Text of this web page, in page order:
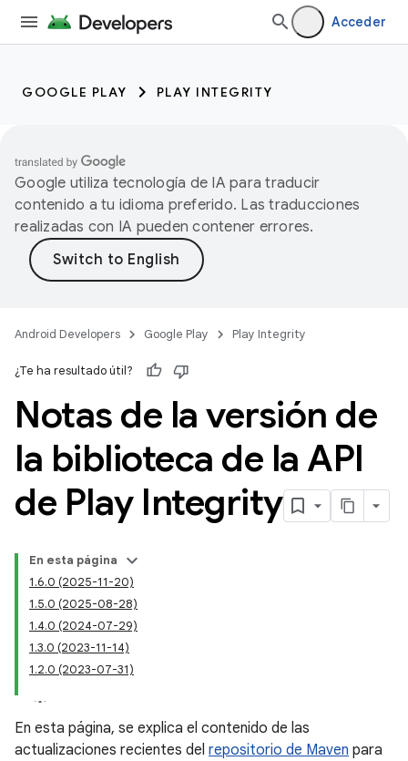
Acceder
GOOGLE PLAY PLAY INTEGRITY
Google utiliza tecnología de IA para traducir
contenido a tu idioma preferido. Las traducciones
realizadas con IA pueden contener errores.
Android Developers Google Play Play Integrity
¿Te ha resultado útil?
Notas de la versión de
la biblioteca de la API
de Play Integrity
En esta página
1.6.0 (2025-11-20)
1.5.0 (2025-08-28)
1.4.0 (2024-07-29)
1.3.0 (2023-11-14)
1.2.0 (2023-07-31)
En esta página, se explica el contenido de las
actualizaciones recientes del repositorio de Maven para